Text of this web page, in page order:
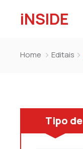
iNSIDE
Home Editais
Tipo